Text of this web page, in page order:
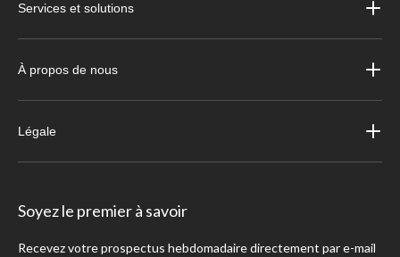
Services et solutions
À propos de nous
Légale
Soyez le premier à savoir
Recevez votre prospectus hebdomadaire directement par e-mail